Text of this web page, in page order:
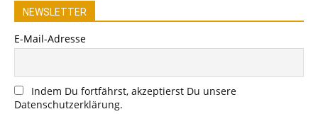
NEWSLETTER
E-Mail-Adresse
Indem Du fortfährst, akzeptierst Du unsere
Datenschutzerklärung.